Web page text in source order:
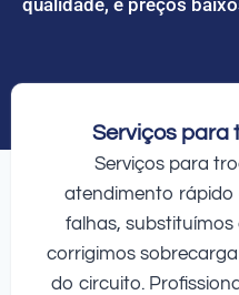
Serviços para
Serviços para
atendimento rápido
falhas,
corrigimos
do circuito.